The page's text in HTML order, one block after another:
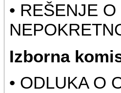
• REŠENJE
Izborna
• ODLUKA O